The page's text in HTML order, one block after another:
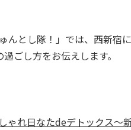
とし隊！」では、西新宿
ごし方をお伝えします。
ゃれ日なたdeデトックス